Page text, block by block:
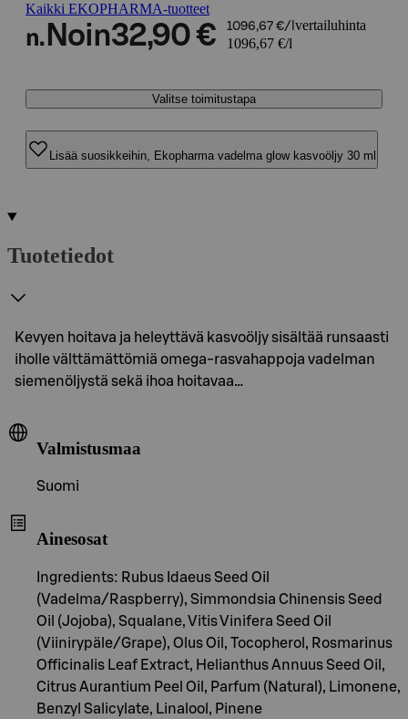
Kaikki EKOPHARMA-tuotteet
n. Noin32,90 € 1096,67 €/l vertailuhinta
1096,67 €/l
Valitse toimitustapa
Lisää suosikkeihin, Ekopharma vadelma glow kasvoöljy 30 ml
Tuotetiedot
Kevyen hoitava ja heleyttävä kasvoöljy sisältää runsaasti
iholle välttämättömiä omega-rasvahappoja vadelman
siemenöljystä sekä ihoa hoitavaa…
Valmistusmaa
Suomi
Ainesosat
Ingredients: Rubus Idaeus Seed Oil
(Vadelma/Raspberry), Simmondsia Chinensis Seed
Oil (Jojoba), Squalane, Vitis Vinifera Seed Oil
(Viinirypäle/Grape), Olus Oil, Tocopherol, Rosmarinus
Officinalis Leaf Extract, Helianthus Annuus Seed Oil,
Citrus Aurantium Peel Oil, Parfum (Natural), Limonene,
Benzyl Salicylate, Linalool, Pinene